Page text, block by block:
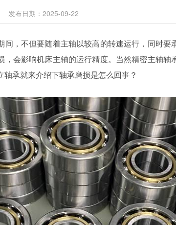
发布日期：2025-09-22
间，不但要随着主轴以较高的转速运行，同时要
，会影响机床主轴的运行精度。当然精密主轴
轴承就来介绍下轴承磨损是怎么回事？